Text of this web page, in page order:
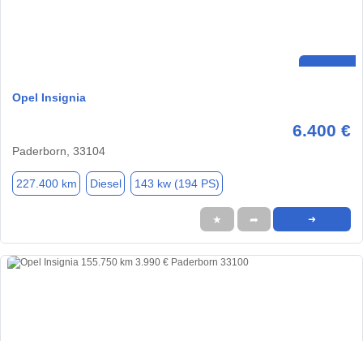
Opel Insignia
6.400 €
Paderborn, 33104
227.400 km Diesel 143 kw (194 PS)
★ ➦ ➜